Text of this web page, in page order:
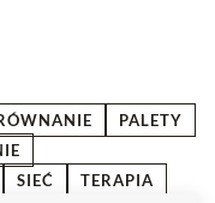
PALETY
SIEĆ TERAPIA